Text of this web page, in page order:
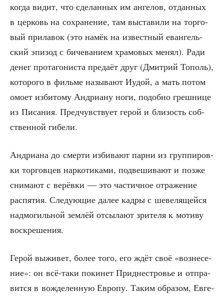
когда видит, что сде­лан­ных им анге­лов, отдан­ных
в цер­ковь на сохра­не­ние, там выста­ви­ли на тор­го­
вый при­ла­вок (это намёк на извест­ный еван­гель­
ский эпи­зод с биче­ва­ни­ем хра­мо­вых менял). Ради
денег про­та­го­ни­ста пре­да­ёт друг (Дмит­рий Тополь),
кото­ро­го в филь­ме назы­ва­ют Иудой, а мать потом
омо­ет изби­то­му Андри­а­ну ноги, подоб­но греш­ни­це
из Писа­ния. Пред­чув­ству­ет герой и бли­зость соб­
ствен­ной гибели.
Андри­а­на до смер­ти изби­ва­ют пар­ни из груп­пи­ров­
ки тор­гов­цев нар­ко­ти­ка­ми, под­ве­ши­ва­ют и поз­же
сни­ма­ют с верёв­ки — это частич­ное отра­же­ние
рас­пя­тия. Сле­ду­ю­щие далее кад­ры с шеве­ля­щей­ся
над­мо­гиль­ной зем­лёй отсы­ла­ют зри­те­ля к моти­ву
воскрешения.
Герой выжи­вет, более того, его ждёт своё «воз­не­се­
ние»: он всё-таки поки­нет При­дне­стро­вье и отпра­
вит­ся в вожде­лен­ную Евро­пу. Таким обра­зом, Евге­